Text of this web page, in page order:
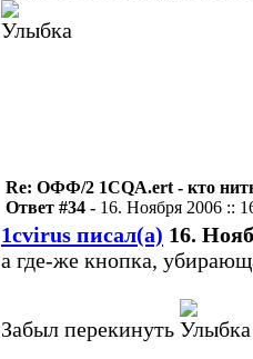
Re: ОФФ/2 1CQA.ert - кто
Ответ #34 - 16. Ноября 2006 ::
1cvirus писал(а) 16.
а где-же кнопка,
Забыл перекинуть